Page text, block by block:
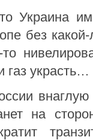
Украина
без какой-
то
газ
на